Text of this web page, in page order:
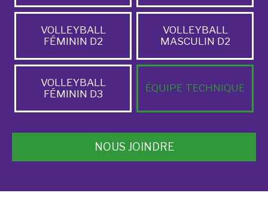
VOLLEYBALL
FÉMININ D2
VOLLEYBALL
MASCULIN D2
VOLLEYBALL
FÉMININ D3
ÉQUIPE TECHNIQUE
NOUS JOINDRE